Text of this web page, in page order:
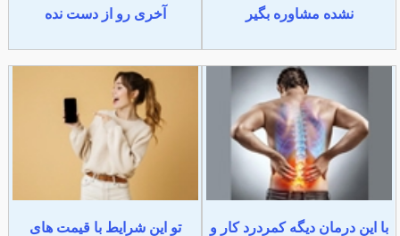
نشده مشاوره بگیر
آخری رو از دست نده
با این درمان دیگه کمردرد کار و
تو این شرایط با قیمت های